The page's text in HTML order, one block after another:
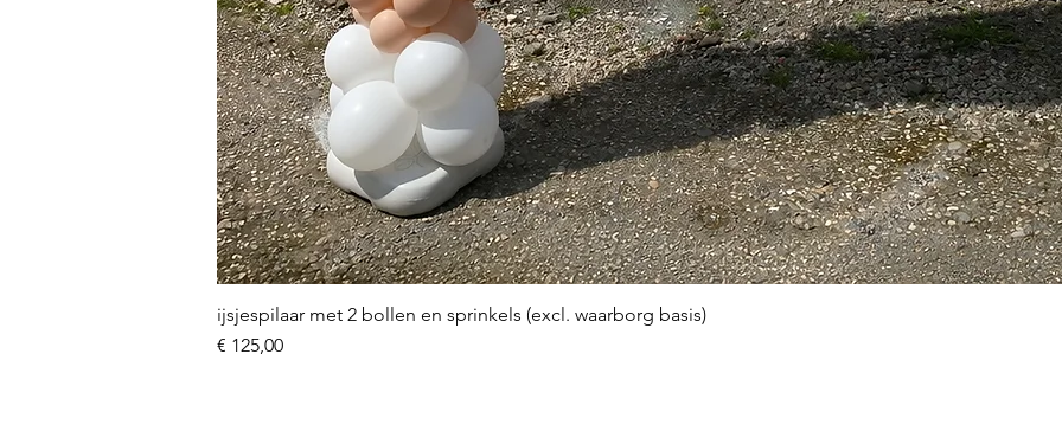
ijsjespilaar met 2 bollen en sprinkels (excl. waarborg basis)
Prijs
€ 125,00